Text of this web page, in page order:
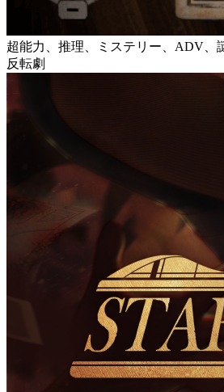
超能力、推理、ミステリー、ADV、
反転劇